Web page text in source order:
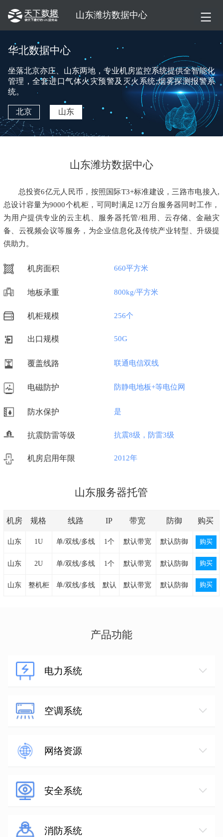
山东潍坊数据中心
华北数据中心
坐落北京亦庄、山东两地，专业机房监控系统提供全智能化
管理，全套进口气体火灾预警及灭火系统;烟雾探测报警系
统。
北京 山东
山东潍坊数据中心
总投资6亿元人民币，按照国际T3+标准建设，三路市电接入,
总设计容量为9000个机柜，可同时满足12万台服务器同时工作，
为用户提供专业的云主机、服务器托管/租用、云存储、金融灾
备、云视频会议等服务，为企业信息化及传统产业转型、升级提
供助力。
机房面积 660平方米
地板承重 800kg/平方米
机柜规模 256个
出口规模 50G
覆盖线路 联通电信双线
电磁防护 防静电地板+等电位网
防水保护 是
抗震防雷等级 抗震8级，防雷3级
机房启用年限 2012年
山东服务器托管
机房 规格 线路 IP 带宽 防御 购买
山东 1U 单/双线/多线 1个 默认带宽 默认防御 购买
山东 2U 单/双线/多线 1个 默认带宽 默认防御 购买
山东 整机柜 单/双线/多线 默认 默认带宽 默认防御 购买
产品功能
电力系统
空调系统
网络资源
安全系统
消防系统